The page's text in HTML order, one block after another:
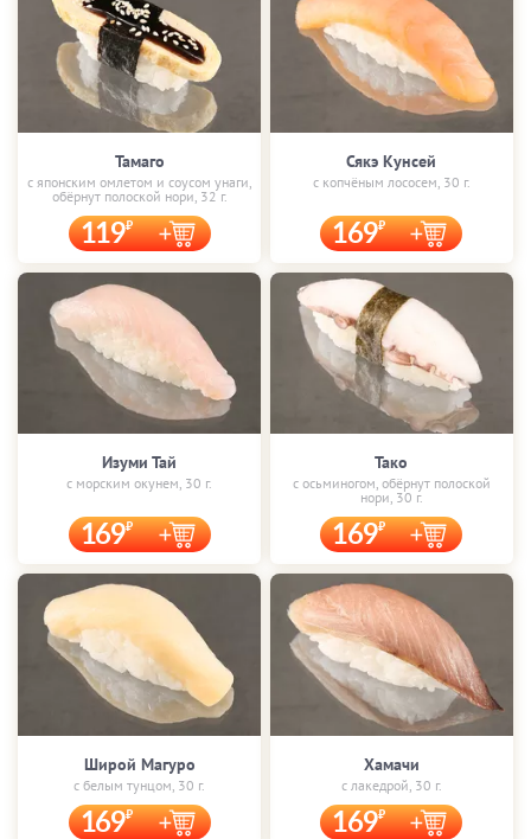
Тамаго
с японским омлетом и соусом унаги,
обёрнут полоской нори, 32 г.
119
Сякэ Кунсей
с копчёным лососем, 30 г.
169
Изуми Тай
с морским окунем, 30 г.
169
Тако
с осьминогом, обёрнут полоской
нори, 30 г.
169
Широй Магуро
с белым тунцом, 30 г.
169
Хамачи
с лакедрой, 30 г.
169